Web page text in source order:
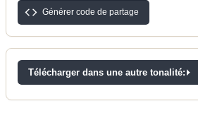
Générer code de partage
Télécharger dans une autre tonalité: